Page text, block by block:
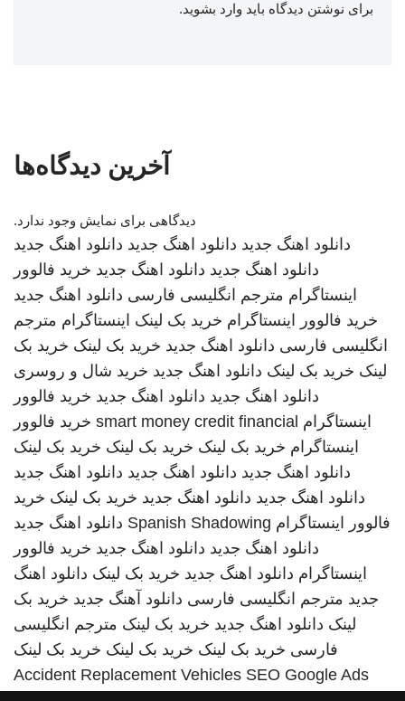
برای نوشتن دیدگاه باید وارد بشوید.
آخرین دیدگاه‌ها
دیدگاهی برای نمایش وجود ندارد.
دانلود اهنگ جدید دانلود اهنگ جدید دانلود اهنگ جدید
دانلود اهنگ جدید دانلود اهنگ جدید خرید فالوور
اینستاگرام مترجم انگلیسی فارسی دانلود اهنگ جدید
خرید فالوور اینستاگرام خرید بک لینک اینستاگرام مترجم
انگلیسی فارسی دانلود اهنگ جدید خرید بک لینک خرید بک
لینک خرید بک لینک دانلود اهنگ جدید خرید شال و روسری
دانلود اهنگ جدید دانلود اهنگ جدید خرید فالوور
اینستاگرام smart money credit financial خرید فالوور
اینستاگرام خرید بک لینک خرید بک لینک خرید بک لینک
دانلود اهنگ جدید دانلود اهنگ جدید دانلود اهنگ جدید
دانلود اهنگ جدید دانلود اهنگ جدید خرید بک لینک خرید
فالوور اینستاگرام Spanish Shadowing دانلود اهنگ جدید
دانلود اهنگ جدید دانلود اهنگ جدید خرید فالوور
اینستاگرام دانلود اهنگ جدید خرید بک لینک دانلود اهنگ
جدید مترجم انگلیسی فارسی دانلود آهنگ جدید خرید بک
لینک دانلود اهنگ جدید خرید بک لینک مترجم انگلیسی
فارسی خرید بک لینک خرید بک لینک خرید بک لینک
Accident Replacement Vehicles SEO Google Ads